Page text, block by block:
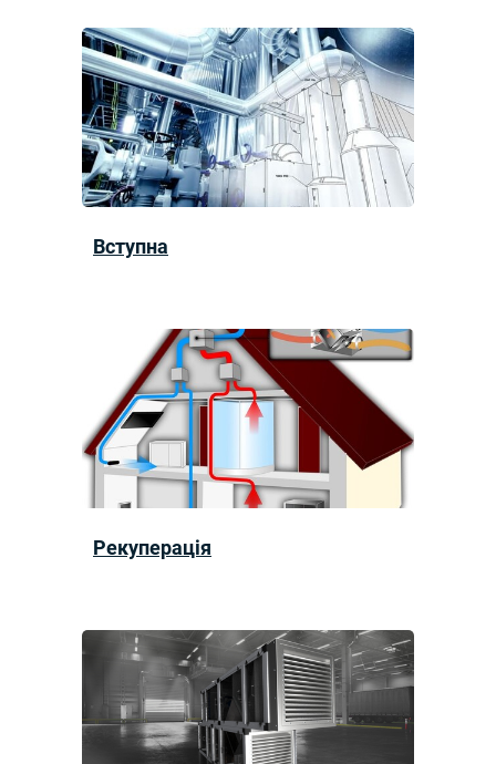
Вступна
Рекуперація